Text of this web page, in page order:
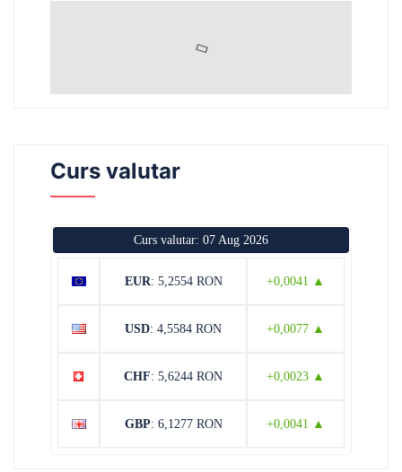
Curs valutar
Curs valutar: 07 Aug 2026
EUR: 5,2554 RON +0,0041 ▲
USD: 4,5584 RON +0,0077 ▲
CHF: 5,6244 RON +0,0023 ▲
GBP: 6,1277 RON +0,0041 ▲